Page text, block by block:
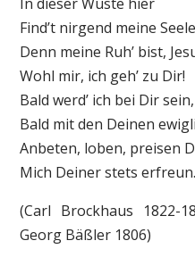
Find’t nirgend meine Seele
Denn meine Ruh’ bist,
Wohl mir, ich geh’ zu Dir!
Bald werd’ ich bei Dir sein,
Bald mit den Deinen
Anbeten, loben, preisen
Mich Deiner stets erfreun.
(Carl Brockhaus 1822-
Georg Bäßler 1806)